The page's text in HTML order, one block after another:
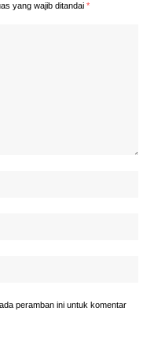
yang wajib ditandai *
peramban ini untuk komentar